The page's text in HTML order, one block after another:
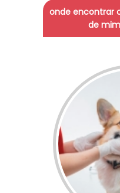
onde encontrar
de